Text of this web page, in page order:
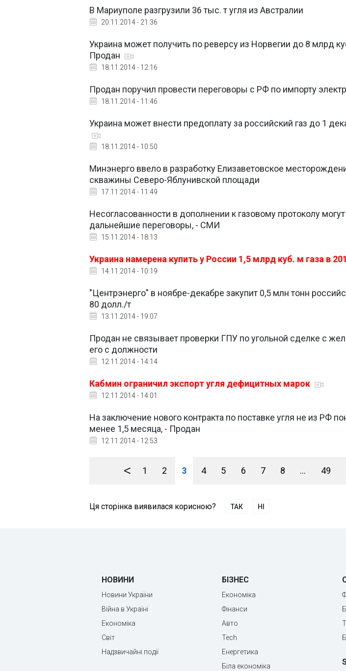
В Мариуполе разгрузили 36 тыс. т угля из Австралии
20.11.2014 - 21:36
Украина может получить по реверсу из Норвегии до 8 млрд
Продан
18.11.2014 - 12:16
Продан поручил провести переговоры с РФ по импорту
18.11.2014 - 11:46
Украина может внести предоплату за российский газ до 1
18.11.2014 - 10:50
Минэнерго ввело в разработку Елизаветовское
скважины Северо-Яблунивской площади
17.11.2014 - 11:49
Несогласованности в дополнении к газовому протоколу
дальнейшие переговоры, - СМИ
15.11.2014 - 18:13
Украина намерена купить у России 1,5 млрд куб. м газа в
14.11.2014 - 10:19
"Центрэнерго" в ноябре-декабре закупит 0,5 млн тонн
80 долл./т
13.11.2014 - 19:07
Продан не связывает проверки ГПУ по угольной сделке с
его с должности
12.11.2014 - 14:14
Кабмин ограничил экспорт угля дефицитных марок
12.11.2014 - 14:01
На заключение нового контракта по поставке угля не из РФ
менее 1,5 месяца, - Продан
12.11.2014 - 12:53
< 1 2 3 4 5 6 7 8 ... 49
Ця сторінка виявилася корисною? ТАК НІ
НОВИНИ
Новини України
Війна в Україні
Економіка
Світ
Надзвичайні події
БІЗНЕС
Економіка
Фінанси
Авто
Tech
Енергетика
Біла економіка